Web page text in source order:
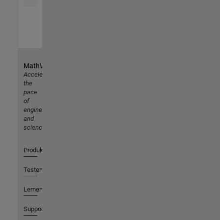
MathWorks
Accelerating
the
pace
of
engineering
and
science
Produkte
Testen oder Kaufen
Lernen
Support